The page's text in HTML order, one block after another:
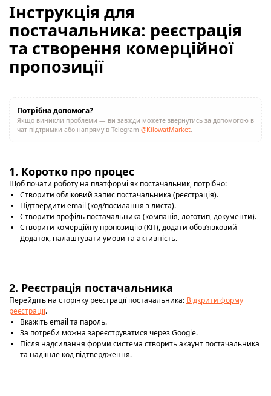
Інструкція для
постачальника: реєстрація
та створення комерційної
пропозиції
Потрібна допомога?
Якщо виникли проблеми — ви завжди можете звернутись за допомогою в
чат підтримки або напряму в Telegram @KilowatMarket.
1. Коротко про процес
Щоб почати роботу на платформі як постачальник, потрібно:
Створити обліковий запис постачальника (реєстрація).
Підтвердити email (код/посилання з листа).
Створити профіль постачальника (компанія, логотип, документи).
Створити комерційну пропозицію (КП), додати обовʼязковий
Додаток, налаштувати умови та активність.
2. Реєстрація постачальника
Перейдіть на сторінку реєстрації постачальника: Відкрити форму
реєстрації.
Вкажіть email та пароль.
За потреби можна зареєструватися через Google.
Після надсилання форми система створить акаунт постачальника
та надішле код підтвердження.